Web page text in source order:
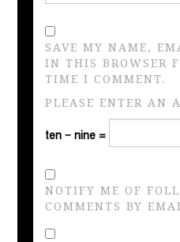
SAVE MY NAME,
IN THIS BROWSER
TIME I COMMENT.
PLEASE ENTER AN
ten − nine =
NOTIFY ME OF
COMMENTS BY